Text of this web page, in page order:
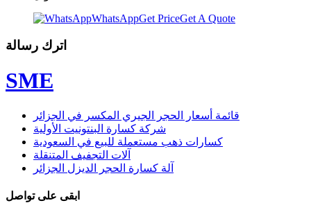
WhatsAppGet PriceGet A Quote
اترك رسالة
SME
قائمة أسعار الحجر الجيري المكسر في الجزائر
شركة كسارة البنتونيت الأولية
كسارات ذهب مستعملة للبيع في السعودية
آلات التجفيف المتنقلة
آلة كسارة الحجر الديزل الجزائر
ابقى على تواصل